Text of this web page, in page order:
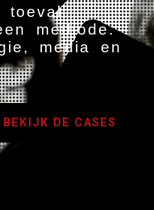
toeval.
methode.
media en